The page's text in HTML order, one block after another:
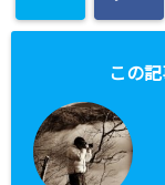
この